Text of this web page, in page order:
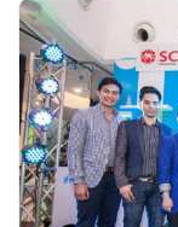
สินค้าทั้งหมด
แคตตาล็อก
เกี่ยวกับเฟสท์